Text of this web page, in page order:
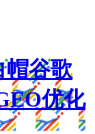
帽谷歌
优化